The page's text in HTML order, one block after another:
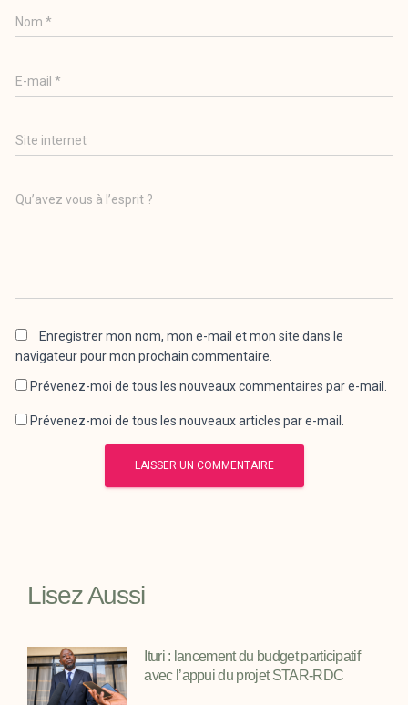
Nom*
E-mail*
Site internet
Qu’avez vous à l’esprit ?
Enregistrer mon nom, mon e-mail et mon site dans le
navigateur pour mon prochain commentaire.
Prévenez-moi de tous les nouveaux commentaires par e-mail.
Prévenez-moi de tous les nouveaux articles par e-mail.
Lisez Aussi
Ituri : lancement du budget participatif
avec l’appui du projet STAR-RDC